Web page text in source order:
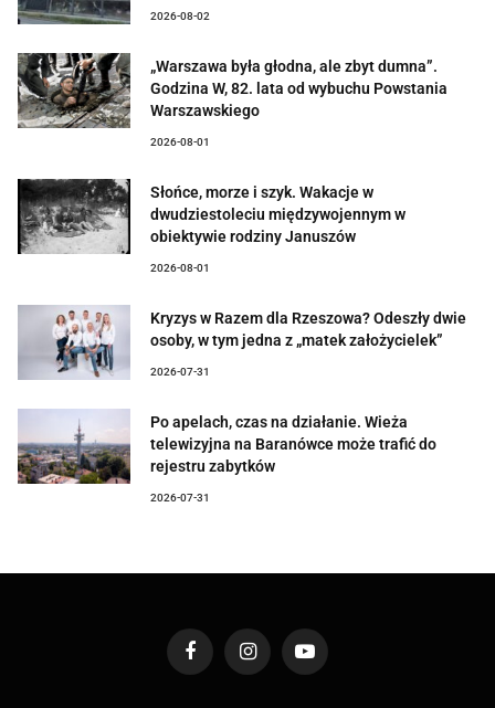
2026-08-02
„Warszawa była głodna, ale zbyt dumna”.
Godzina W, 82. lata od wybuchu Powstania
Warszawskiego
2026-08-01
Słońce, morze i szyk. Wakacje w
dwudziestoleciu międzywojennym w
obiektywie rodziny Januszów
2026-08-01
Kryzys w Razem dla Rzeszowa? Odeszły dwie
osoby, w tym jedna z „matek założycielek”
2026-07-31
Po apelach, czas na działanie. Wieża
telewizyjna na Baranówce może trafić do
rejestru zabytków
2026-07-31
FacebookInstagramYouTube